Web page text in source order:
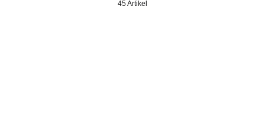
45 Artikel